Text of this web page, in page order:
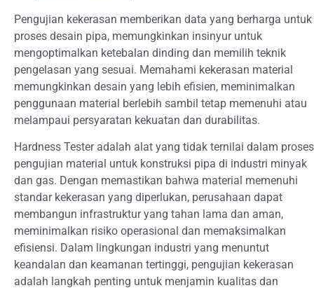
Pengujian kekerasan memberikan data yang berharga untuk
proses desain pipa, memungkinkan insinyur untuk
mengoptimalkan ketebalan dinding dan memilih teknik
pengelasan yang sesuai. Memahami kekerasan material
memungkinkan desain yang lebih efisien, meminimalkan
penggunaan material berlebih sambil tetap memenuhi atau
melampaui persyaratan kekuatan dan durabilitas.
Hardness Tester adalah alat yang tidak ternilai dalam proses
pengujian material untuk konstruksi pipa di industri minyak
dan gas. Dengan memastikan bahwa material memenuhi
standar kekerasan yang diperlukan, perusahaan dapat
membangun infrastruktur yang tahan lama dan aman,
meminimalkan risiko operasional dan memaksimalkan
efisiensi. Dalam lingkungan industri yang menuntut
keandalan dan keamanan tertinggi, pengujian kekerasan
adalah langkah penting untuk menjamin kualitas dan